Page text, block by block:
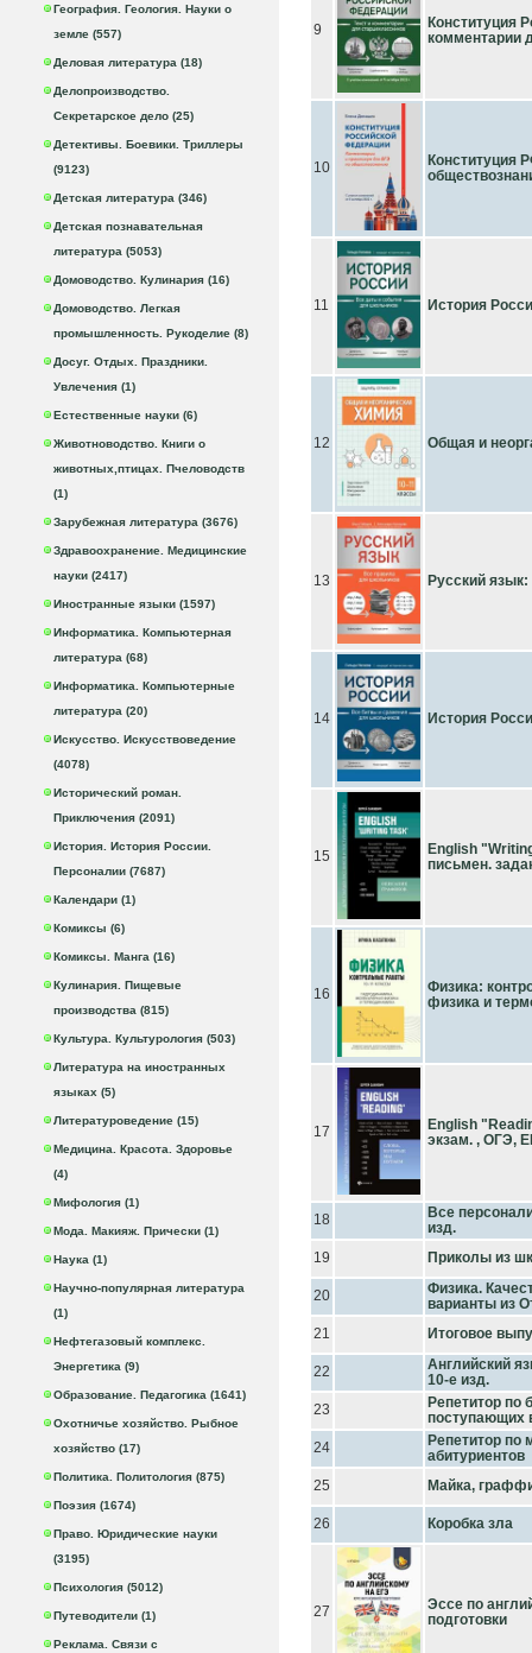
География. Геология. Науки о
земле (557)
Деловая литература (18)
Делопроизводство.
Секретарское дело (25)
Детективы. Боевики. Триллеры
(9123)
Детская литература (346)
Детская познавательная
литература (5053)
Домоводство. Кулинария (16)
Домоводство. Легкая
промышленность. Рукоделие (8)
Досуг. Отдых. Праздники.
Увлечения (1)
Естественные науки (6)
Животноводство. Книги о
животных,птицах. Пчеловодств
(1)
Зарубежная литература (3676)
Здравоохранение. Медицинские
науки (2417)
Иностранные языки (1597)
Информатика. Компьютерная
литература (68)
Информатика. Компьютерные
литература (20)
Искусство. Искусствоведение
(4078)
Исторический роман.
Приключения (2091)
История. История России.
Персоналии (7687)
Календари (1)
Комиксы (6)
Комиксы. Манга (16)
Кулинария. Пищевые
производства (815)
Культура. Культурология (503)
Литература на иностранных
языках (5)
Литературоведение (15)
Медицина. Красота. Здоровье
(4)
Мифология (1)
Мода. Макияж. Прически (1)
Наука (1)
Научно-популярная литература
(1)
Нефтегазовый комплекс.
Энергетика (9)
Образование. Педагогика (1641)
Охотничье хозяйство. Рыбное
хозяйство (17)
Политика. Политология (875)
Поэзия (1674)
Право. Юридические науки
(3195)
Психология (5012)
Путеводители (1)
Реклама. Связи с
9
Конституция
комментарии
10
Конституция
11 История
12 Общая и
13 Русский
14 История
15
English
письмен.
16
Физика:
физика и
17
English
экзам. , ОГЭ,
18
Все
изд.
19
Приколы из
20
Физика.
варианты из
21
Итоговое
22
Английский
10-е изд.
23
Репетитор по
поступающих
24
Репетитор по
абитуриентов
25
Майка,
26 Коробка зла
27
Эссе по
подготовки